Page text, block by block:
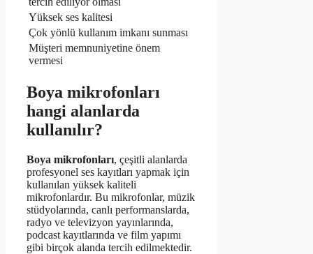
Yüksek ses kalitesi
Çok yönlü kullanım imkanı sunması
Müşteri memnuniyetine önem
vermesi
Boya mikrofonları
hangi alanlarda
kullanılır?
Boya mikrofonları, çeşitli alanlarda
profesyonel ses kayıtları yapmak için
kullanılan yüksek kaliteli
mikrofonlardır. Bu mikrofonlar, müzik
stüdyolarında, canlı performanslarda,
radyo ve televizyon yayınlarında,
podcast kayıtlarında ve film yapımı
gibi birçok alanda tercih edilmektedir.